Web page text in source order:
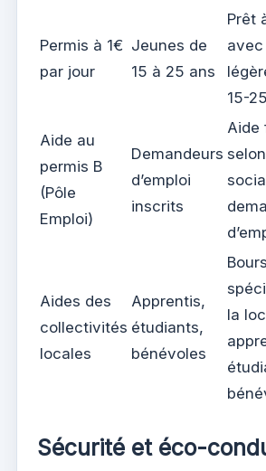
Permis à 1€
par jour
Jeunes de
15 à 25 ans
Prêt
15-
Aide au
permis B
(Pôle
Emploi)
Demandeurs
d’emploi
inscrits
Aide
Aides des
collectivités
locales
Apprentis,
étudiants,
bénévoles
la
Sécurité et éco-